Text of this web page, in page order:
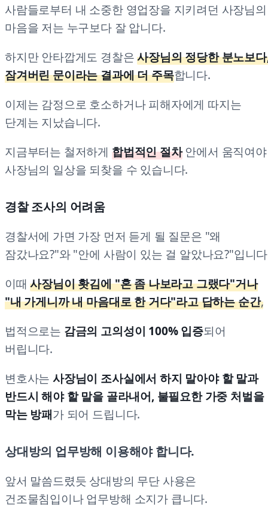
사람들로부터 내 소중한 영업장을 지키려던 사장님의
마음을 저는 누구보다 잘 압니다.
하지만 안타깝게도 경찰은사장님의 정당한 분노보
잠겨버린 문이라는 결과에 더 주목합니다.
이제는 감정으로 호소하거나 피해자에게 따지는
단계는 지났습니다.
지금부터는 철저하게 합법적인 절차안에서 움직여야
사장님의 일상을 되찾을 수 있습니다.
경찰 조사의 어려움
경찰서에 가면 가장 먼저 듣게 될 질문은 "왜
잠갔나요?"와 "안에 사람이 있는 걸 알았나요?"입니
이때사장님이 홧김에 "혼 좀 나보라고 그랬다"거나
"내 가게니까 내 마음대로 한 거다"라고 답하는 순간,
법적으로는 감금의 고의성이 100% 입증되어
버립니다.
변호사는사장님이 조사실에서 하지 말아야 할 말과
반드시 해야 할 말을 골라내어, 불필요한 가중 처벌을
막는 방패가 되어 드립니다.
상대방의 업무방해 이용해야 합니다.
앞서 말씀드렸듯 상대방의 무단 사용은
건조물침입이나 업무방해 소지가 큽니다.